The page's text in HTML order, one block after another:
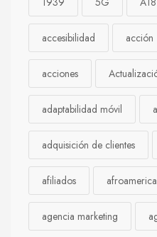
accesibilidad acción
acciones
adaptabilidad móvil
adquisición de clientes
afiliados
agencia marketing